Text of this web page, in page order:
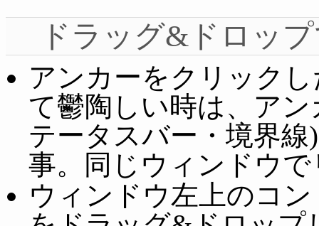
ドラッグ&ドロッ
アンカーをクリック
て鬱陶しい時は、ア
テータスバー・境界
事。同じウィンドウ
ウィンドウ左上のコ